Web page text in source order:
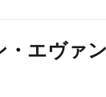
・エヴァ